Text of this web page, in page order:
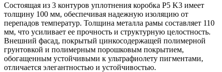
Состоящая из 3 контуров уплотнения коробка P5 K3 имеет
толщину 100 мм, обеспечивая надежную изоляцию от
перепадов температур. Толщина металла рамы составляет 110
мм, что усиливает ее прочность и структурную целостность.
Внешний фасад, покрытый цинкосодержащей полимерной
грунтовкой и полимерным порошковым покрытием,
обогащенным устойчивыми к ультрафиолету пигментами,
отличается элегантностью и устойчивостью.